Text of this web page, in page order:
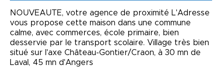
NOUVEAUTE, votre agence de proximité L'Adresse
vous propose cette maison dans une commune
calme, avec commerces, école primaire, bien
desservie par le transport scolaire. Village très bien
situé sur l'axe Château-Gontier/Craon, à 30 mn de
Laval, 45 mn d'Angers